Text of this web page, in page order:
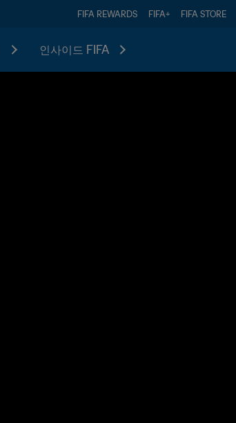
FIFA REWARDS FIFA+ FIFA STORE
인사이드 FIFA